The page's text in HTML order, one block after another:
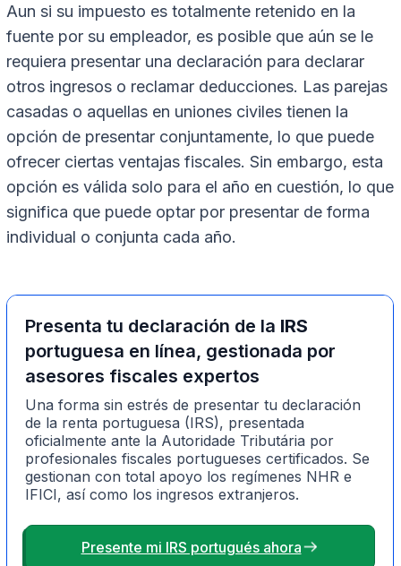
Aun si su impuesto es totalmente retenido en la
fuente por su empleador, es posible que aún se le
requiera presentar una declaración para declarar
otros ingresos o reclamar deducciones. Las parejas
casadas o aquellas en uniones civiles tienen la
opción de presentar conjuntamente, lo que puede
ofrecer ciertas ventajas fiscales. Sin embargo, esta
opción es válida solo para el año en cuestión, lo que
significa que puede optar por presentar de forma
individual o conjunta cada año.
Presenta tu declaración de la IRS
portuguesa en línea, gestionada por
asesores fiscales expertos
Una forma sin estrés de presentar tu declaración
de la renta portuguesa (IRS), presentada
oficialmente ante la Autoridade Tributária por
profesionales fiscales portugueses certificados. Se
gestionan con total apoyo los regímenes NHR e
IFICI, así como los ingresos extranjeros.
Presente mi IRS portugués ahora